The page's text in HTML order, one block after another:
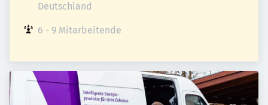
Deutschland
6 - 9 Mitarbeitende